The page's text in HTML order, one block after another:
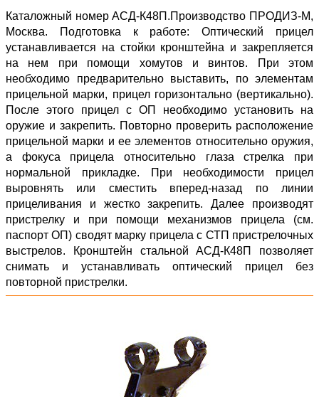
Каталожный номер АСД-К48П.Производство ПРОДИЗ-М,
Москва. Подготовка к работе: Оптический прицел
устанавливается на стойки кронштейна и закрепляется
на нем при помощи хомутов и винтов. При этом
необходимо предварительно выставить, по элементам
прицельной марки, прицел горизонтально (вертикально).
После этого прицел с ОП необходимо установить на
оружие и закрепить. Повторно проверить расположение
прицельной марки и ее элементов относительно оружия,
а фокуса прицела относительно глаза стрелка при
нормальной прикладке. При необходимости прицел
выровнять или сместить вперед-назад по линии
прицеливания и жестко закрепить. Далее производят
пристрелку и при помощи механизмов прицела (см.
паспорт ОП) сводят марку прицела с СТП пристрелочных
выстрелов. Кронштейн стальной АСД-К48П позволяет
снимать и устанавливать оптический прицел без
повторной пристрелки.